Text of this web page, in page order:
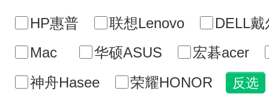
HP惠普 联想Lenovo
DELL戴
Mac
华硕ASUS
宏碁acer
神舟Hasee
荣耀HONOR